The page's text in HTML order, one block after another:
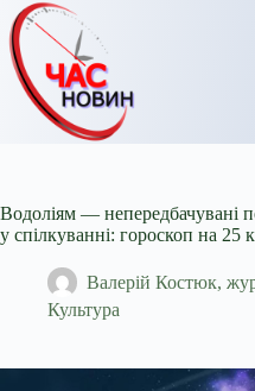
Перейти
до
вмісту
Водоліям — непередбачувані
у спілкуванні: гороскоп на 25
Валерій Костюк,
Культура